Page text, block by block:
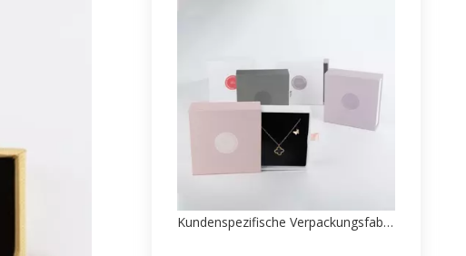
Kundenspezifische Verpackungsfabrik für luxuriöse Schmuckpapierschachteln